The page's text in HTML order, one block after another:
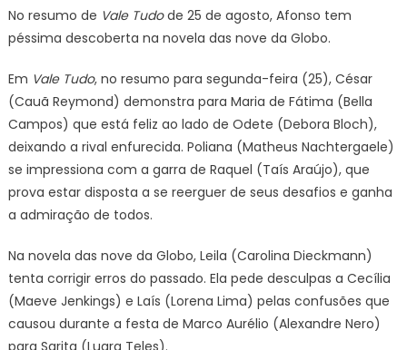
No resumo de Vale Tudode 25 de agosto, Afonso tem
péssima descoberta na novela das nove da Globo.
Em Vale Tudo, no resumo para segunda-feira (25), César
(Cauã Reymond) demonstra para Maria de Fátima (Bella
Campos) que está feliz ao lado de Odete (Debora Bloch),
deixando a rival enfurecida. Poliana (Matheus Nachtergaele)
se impressiona com a garra de Raquel (Taís Araújo), que
prova estar disposta a se reerguer de seus desafios e ganha
a admiração de todos.
Na novela das nove da Globo, Leila (Carolina Dieckmann)
tenta corrigir erros do passado. Ela pede desculpas a Cecília
(Maeve Jenkings) e Laís (Lorena Lima) pelas confusões que
causou durante a festa de Marco Aurélio (Alexandre Nero)
para Sarita (Luara Teles).